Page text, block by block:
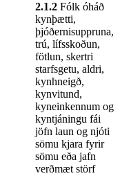
2.1.2 Fólk óháð
kynþætti,
þjóðernisuppruna,
trú, lífsskoðun,
fötlun, skertri
starfsgetu, aldri,
kynhneigð,
kynvitund,
kyneinkennum og
kyntjáningu fái
jöfn laun og njóti
sömu kjara fyrir
sömu eða jafn
verðmæt störf